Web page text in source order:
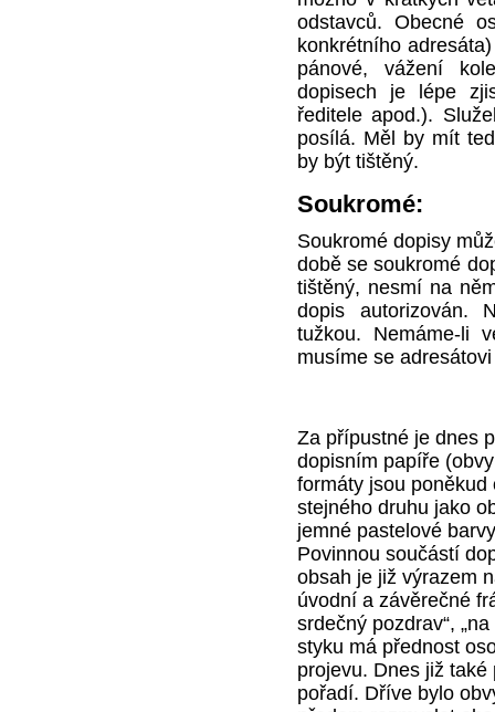
odstavců. Obecné
konkrétního
pánové, vážení
dopisech je lépe
ředitele apod.).
posílá. Měl by mít
by být tištěný.
Soukromé:
Soukromé dopisy
době se soukromé
tištěný, nesmí na
dopis autorizován.
tužkou. Nemáme-li
musíme se
Za přípustné je dnes
dopisním papíře
formáty jsou
stejného druhu jako
jemné pastelové
Povinnou součástí
obsah je již výrazem
úvodní a závěrečné
srdečný pozdrav“,
styku má přednost
projevu. Dnes již
pořadí. Dříve bylo